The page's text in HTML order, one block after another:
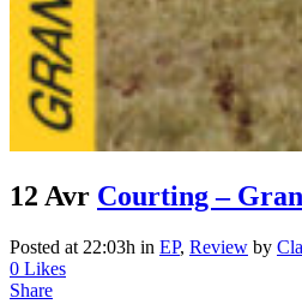
12 Avr Courting –
Posted at 22:03h in EP, Review by
0 Likes
Share